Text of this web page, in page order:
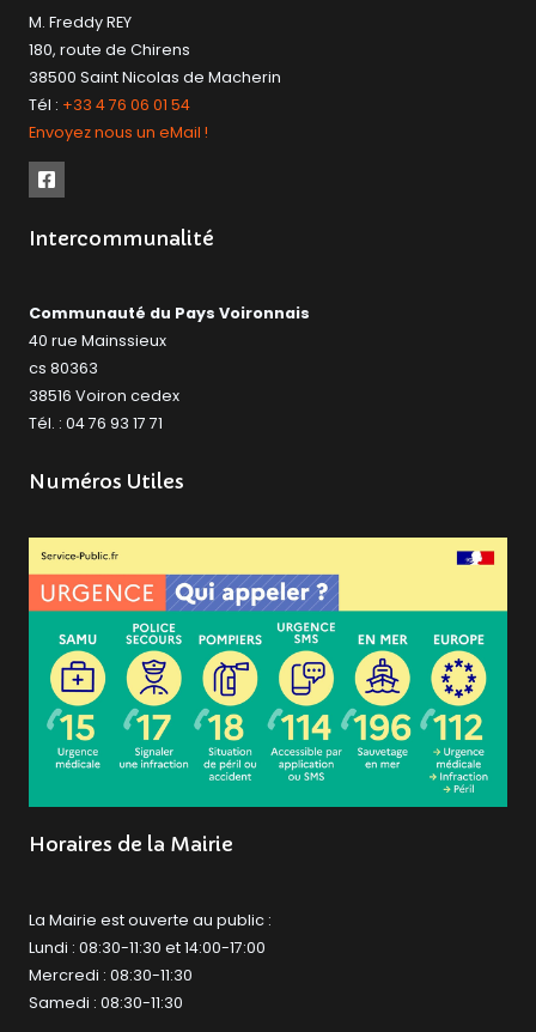
M. Freddy REY
180, route de Chirens
38500 Saint Nicolas de Macherin
Tél : +33 4 76 06 01 54
Envoyez nous un eMail !
Intercommunalité
Communauté du Pays Voironnais
40 rue Mainssieux
cs 80363
38516 Voiron cedex
Tél. : 04 76 93 17 71
Numéros Utiles
Horaires de la Mairie
La Mairie est ouverte au public :
Lundi : 08:30-11:30 et 14:00-17:00
Mercredi : 08:30-11:30
Samedi : 08:30-11:30